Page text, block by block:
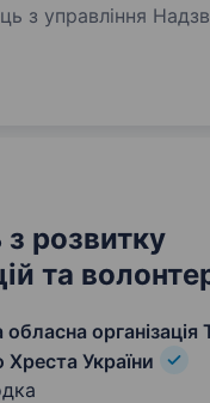
відповідає за
розвитку
та
організація
Хреста України